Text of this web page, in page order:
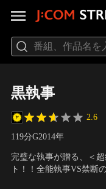
黒執事
2.6
119分G2014年
完璧な執事が贈る、＜
ト！！全能執事VS禁断